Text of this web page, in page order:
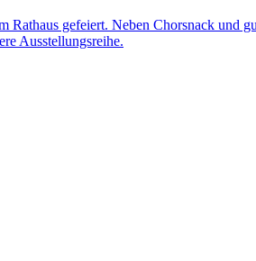
gefeiert. Neben Chorsnack und
Ausstellungsreihe.